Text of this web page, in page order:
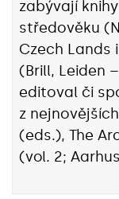
zabývají
středověku
Czech Lands
(Brill, Leiden
editoval či
z
(eds.), The
(vol. 2;